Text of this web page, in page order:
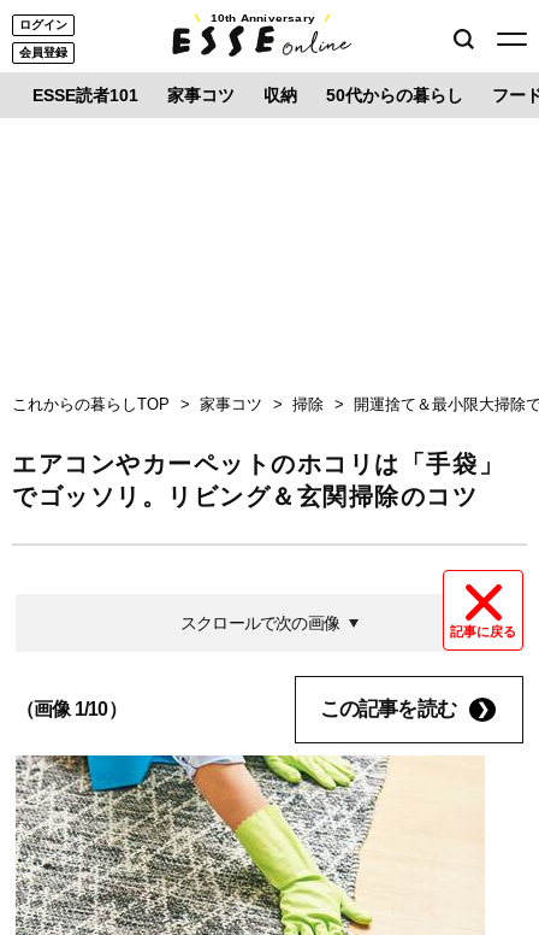
ログイン
会員登録
10th Anniversary
ESSE読者101 家事コツ 収納 50代からの暮らし フー
これからの暮らしTOP 家事コツ 掃除 開運捨て＆最小限大掃除
エアコンやカーペットのホコリは「手袋」
でゴッソリ。リビング＆玄関掃除のコツ
記事に戻る
スクロールで次の画像
（画像 1/10） この記事を読む